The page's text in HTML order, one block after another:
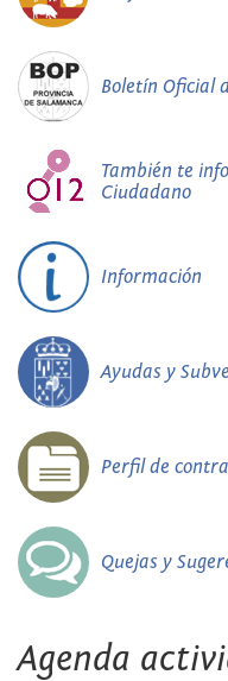
Boletín Oficial
También te
Ciudadano
Información
Ayudas y
Perfil de
Quejas y
Agenda